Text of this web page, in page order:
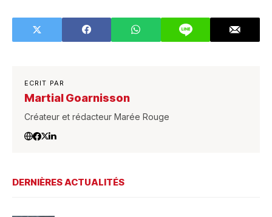
ECRIT PAR
Martial Goarnisson
Créateur et rédacteur Marée Rouge
DERNIÈRES ACTUALITÉS